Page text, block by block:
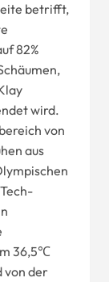
betrifft,
82%
wird.
von
aus
36,5℃
von der